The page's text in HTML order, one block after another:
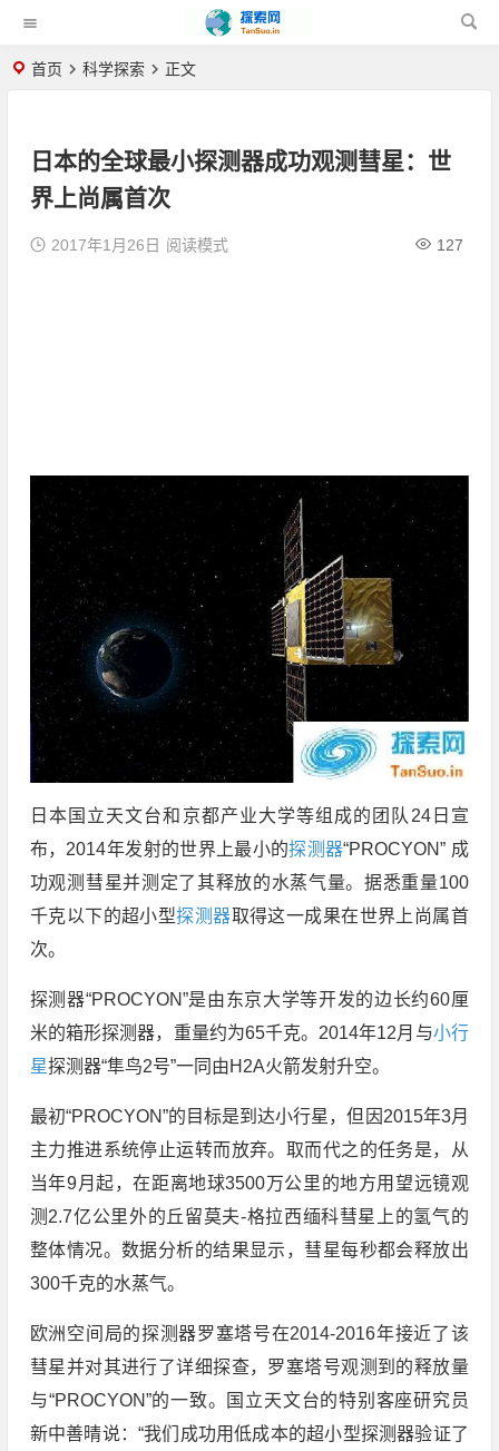
首页 科学探索 正文
日本的全球最小探测器成功观测彗星：世
界上尚属首次
2017年1月26日 127
阅读模式
日本国立天文台和京都产业大学等组成的团队24日宣
布，2014年发射的世界上最小的探测器“PROCYON” 成
功观测彗星并测定了其释放的水蒸气量。据悉重量100
千克以下的超小型探测器取得这一成果在世界上尚属首
次。
探测器“PROCYON”是由东京大学等开发的边长约60厘
米的箱形探测器，重量约为65千克。2014年12月与小行
星探测器“隼鸟2号”一同由H2A火箭发射升空。
最初“PROCYON”的目标是到达小行星，但因2015年3月
主力推进系统停止运转而放弃。取而代之的任务是，从
当年9月起，在距离地球3500万公里的地方用望远镜观
测2.7亿公里外的丘留莫夫-格拉西缅科彗星上的氢气的
整体情况。数据分析的结果显示，彗星每秒都会释放出
300千克的水蒸气。
欧洲空间局的探测器罗塞塔号在2014-2016年接近了该
彗星并对其进行了详细探查，罗塞塔号观测到的释放量
与“PROCYON”的一致。国立天文台的特别客座研究员
新中善晴说：“我们成功用低成本的超小型探测器验证了